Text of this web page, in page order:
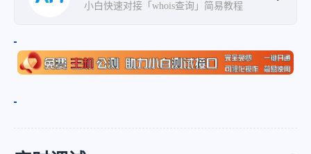
},
}
}
小白快速对接「whois查询」简易教程